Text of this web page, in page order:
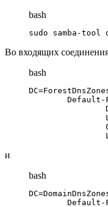
bash
sudo samba-tool
Во входящих
bash
и
bash